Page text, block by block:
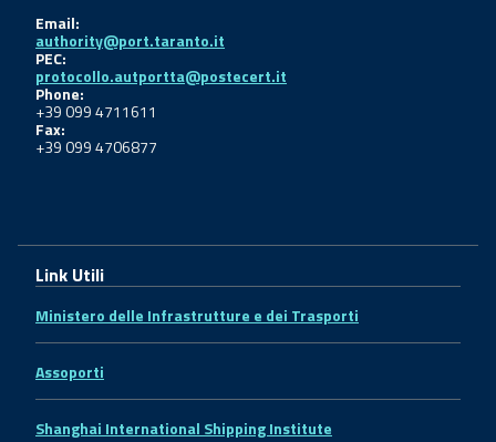
Email:
authority@port.taranto.it
PEC:
protocollo.autportta@postecert.it
Phone:
+39 099 4711611
Fax:
+39 099 4706877
Link Utili
Ministero delle Infrastrutture e dei Trasporti
Assoporti
Shanghai International Shipping Institute